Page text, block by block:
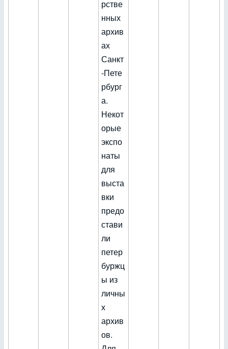
рстве
нных
архив
ах
Санкт
‑Пете
рбург
а.
Некот
орые
экспо
наты
для
выста
вки
предо
стави
ли
петер
буржц
ы из
личны
х
архив
ов.